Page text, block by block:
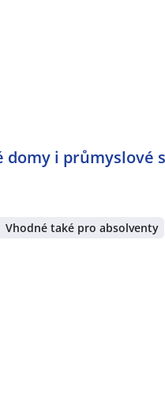
i průmyslové
Vhodné také pro absolventy